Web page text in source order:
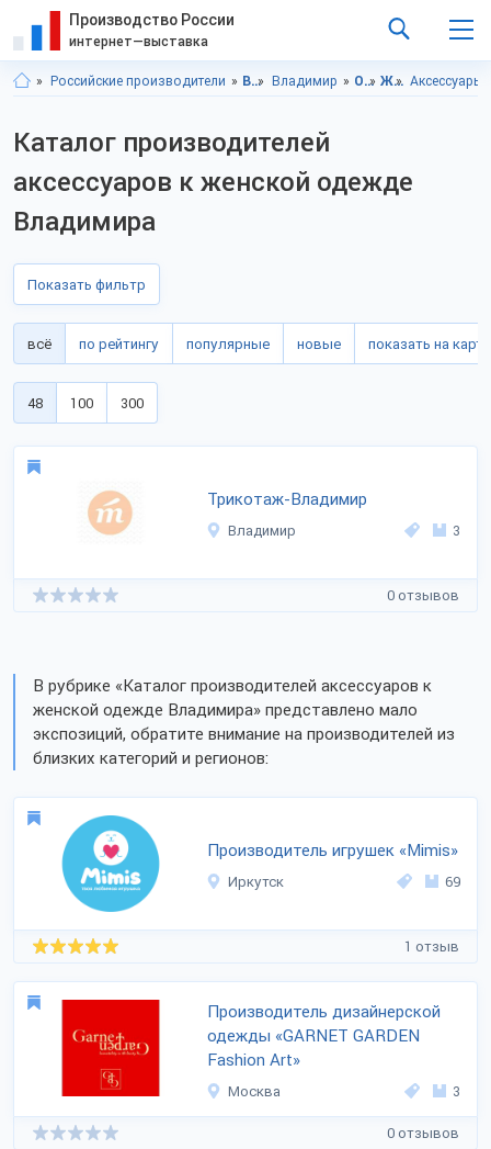
Производство России
интернет—выставка
Российские производители Владимирская область Владимир Одежда Женская одежда и аксессуары Аксессуары
Каталог производителей
аксессуаров к женской одежде
Владимира
Показать фильтр
всё по рейтингу популярные новые показать на карте
48 100 300
Трикотаж-Владимир
Владимир 3
0 отзывов
В рубрике «Каталог производителей аксессуаров к
женской одежде Владимира» представлено мало
экспозиций, обратите внимание на производителей из
близких категорий и регионов:
Производитель игрушек «Mimis»
Иркутск 69
1 отзыв
Производитель дизайнерской
одежды «GARNET GARDEN
Fashion Art»
Москва 3
0 отзывов